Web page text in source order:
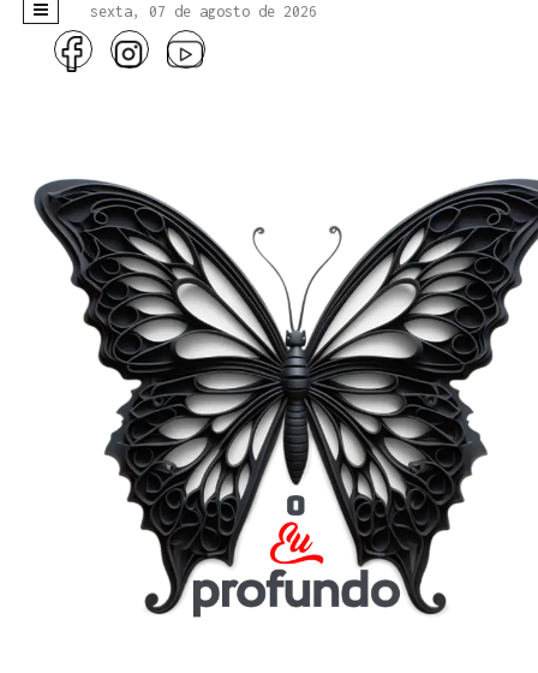
sexta, 07 de agosto de 2026